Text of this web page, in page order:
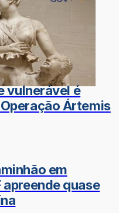
vulnerável é
Ártemis
em
quase